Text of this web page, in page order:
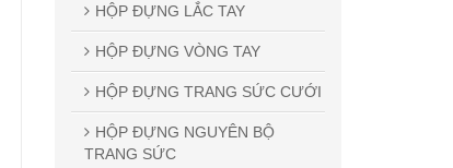
HỘP ĐỰNG LẮC TAY
HỘP ĐỰNG VÒNG TAY
HỘP ĐỰNG TRANG SỨC CƯỚI
HỘP ĐỰNG NGUYÊN BỘ
TRANG SỨC